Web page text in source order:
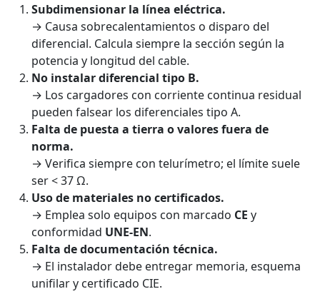
Subdimensionar la línea eléctrica.
→ Causa sobrecalentamientos o disparo del
diferencial. Calcula siempre la sección según la
potencia y longitud del cable.
No instalar diferencial tipo B.
→ Los cargadores con corriente continua residual
pueden falsear los diferenciales tipo A.
Falta de puesta a tierra o valores fuera de
norma.
→ Verifica siempre con telurímetro; el límite suele
ser < 37 Ω.
Uso de materiales no certificados.
→ Emplea solo equipos con marcado CE y
conformidad UNE-EN.
Falta de documentación técnica.
→ El instalador debe entregar memoria, esquema
unifilar y certificado CIE.